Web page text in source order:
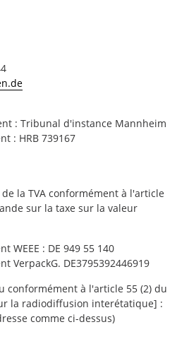
: Tribunal d'instance Mannheim
: HRB 739167
la TVA conformément à l'article
sur la taxe sur la valeur
WEEE : DE 949 55 140
VerpackG. DE3795392446919
conformément à l'article 55 (2) du
la radiodiffusion interétatique] :
comme ci-dessus)